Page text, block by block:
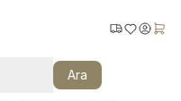
Ara
Kargo Takip
Favorilerim